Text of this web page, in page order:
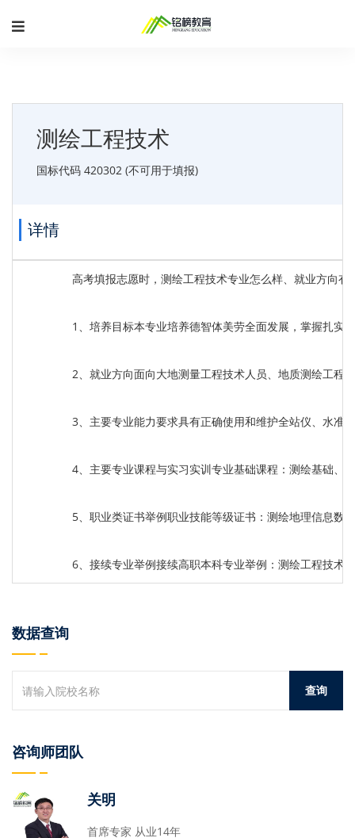
测绘工程技术
国标代码 420302 (不可用于填报)
详情
高考填报志愿时，测绘工程技术专业怎么样、就业方向
1、培养目标本专业培养德智体美劳全面发展，掌握扎实
2、就业方向面向大地测量工程技术人员、地质测绘工程
3、主要专业能力要求具有正确使用和维护全站仪、水准
4、主要专业课程与实习实训专业基础课程：测绘基础、
5、职业类证书举例职业技能等级证书：测绘地理信息数
6、接续专业举例接续高职本科专业举例：测绘工程技术
数据查询
咨询师团队
关明
首席专家 从业14年